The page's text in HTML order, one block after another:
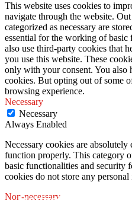
This website uses cookies to
navigate through the website.
categorized as necessary are
essential for the working of
also use third-party cookies that
you use this website. These
only with your consent. You also
cookies. But opting out of some
browsing experience.
Necessary
Necessary
Always Enabled
Necessary cookies are
function properly. This category
basic functionalities and security
cookies do not store any
Non-necessary